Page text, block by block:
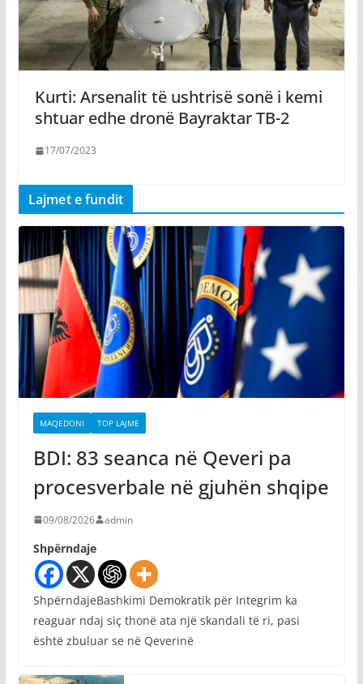
Kurti: Arsenalit të ushtrisë sonë i kemi
shtuar edhe dronë Bayraktar TB-2
17/07/2023
Lajmet e fundit
MAQEDONI TOP LAJME
BDI: 83 seanca në Qeveri pa
procesverbale në gjuhën shqipe
09/08/2026 admin
Shpërndaje
ShpërndajeBashkimi Demokratik për Integrim ka
reaguar ndaj siç thonë ata një skandali të ri, pasi
është zbuluar se në Qeverinë